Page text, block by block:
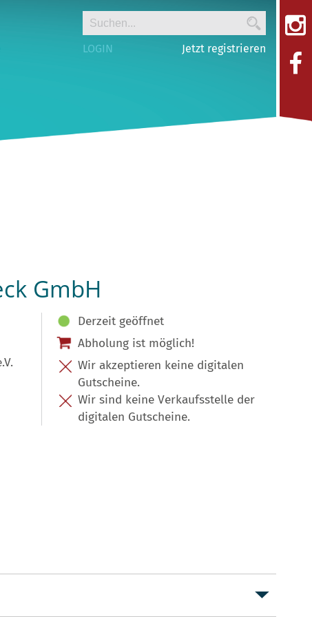
Jetzt registrieren
LOGIN
GmbH
Derzeit geöffnet
Abholung ist möglich!
Wir akzeptieren keine digitalen
Gutscheine.
Wir sind keine Verkaufsstelle der
digitalen Gutscheine.